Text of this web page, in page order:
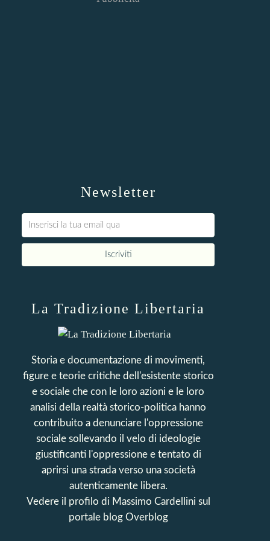
Newsletter
La Tradizione Libertaria
Storia e documentazione di movimenti,
figure e teorie critiche dell'esistente storico
e sociale che con le loro azioni e le loro
analisi della realtà storico-politica hanno
contribuito a denunciare l'oppressione
sociale sollevando il velo di ideologie
giustificanti l'oppressione e tentato di
aprirsi una strada verso una società
autenticamente libera.
Vedere il profilo di Massimo Cardellini sul
portale blog Overblog